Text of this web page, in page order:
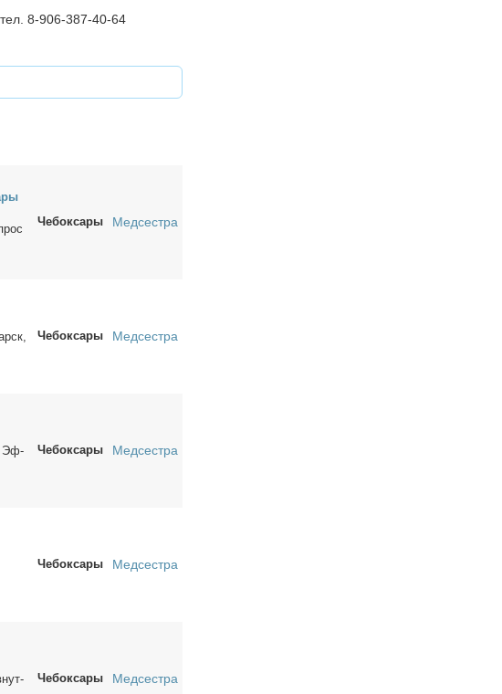
8-906-387-40-64
Чебоксары Медсестра
Чебоксары Медсестра
- Эф­
Чебоксары Медсестра
Чебоксары Медсестра
Чебоксары Медсестра